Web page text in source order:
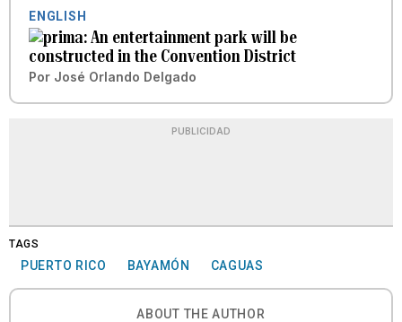
ENGLISH
An entertainment park will be
constructed in the Convention District
Por José Orlando Delgado
PUBLICIDAD
TAGS
PUERTO RICO BAYAMÓN CAGUAS
ABOUT THE AUTHOR